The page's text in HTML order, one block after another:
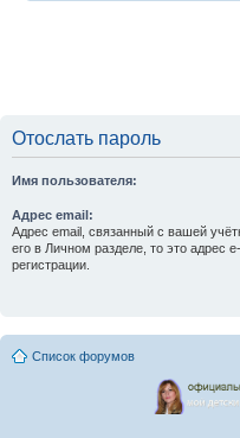
Отослать пароль
Имя пользователя:
Адрес email:
Адрес email, связанный с вашей
его в Личном разделе, то это адрес
регистрации.
Список форумов